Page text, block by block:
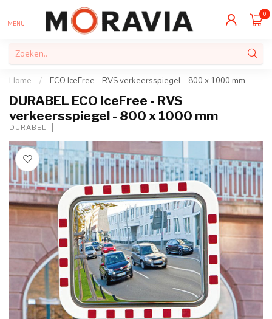
MENU
0
Home / ECO IceFree - RVS verkeersspiegel - 800 x 1000 mm
DURABEL ECO IceFree - RVS
verkeersspiegel - 800 x 1000 mm
DURABEL